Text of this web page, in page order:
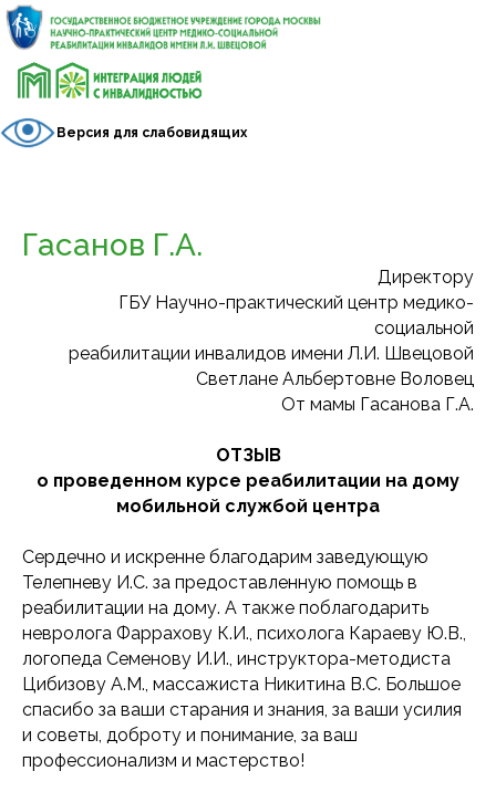
Версия для слабовидящих
Гасанов Г.А.
Директору
ГБУ Научно-практический центр медико-
социальной
реабилитации инвалидов имени Л.И. Швецовой
Светлане Альбертовне Воловец
От мамы Гасанова Г.А.
ОТЗЫВ
о проведенном курсе реабилитации на дому
мобильной службой центра
Сердечно и искренне благодарим заведующую
Телепневу И.С. за предоставленную помощь в
реабилитации на дому. А также поблагодарить
невролога Фаррахову К.И., психолога Караеву Ю.В.,
логопеда Семенову И.И., инструктора-методиста
Цибизову А.М., массажиста Никитина В.С. Большое
спасибо за ваши старания и знания, за ваши усилия
и советы, доброту и понимание, за ваш
профессионализм и мастерство!